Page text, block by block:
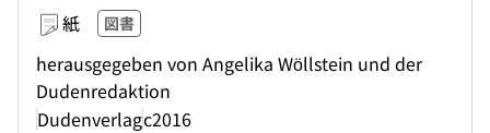
紙 図書
herausgegeben von Angelika Wöllstein und der
Dudenredaktion
Dudenverlagc2016